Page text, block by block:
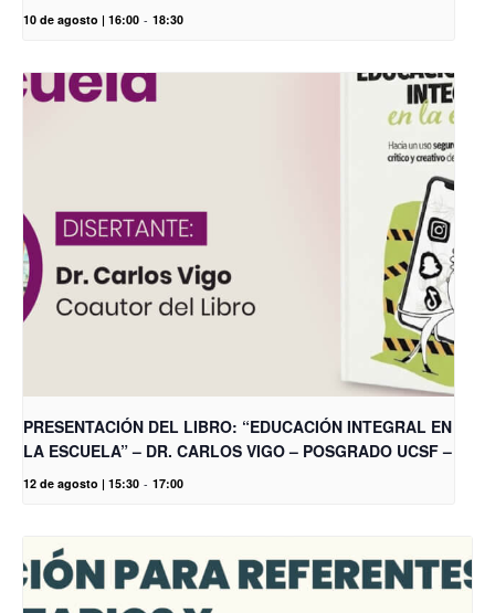
10 de agosto | 16:00 - 18:30
PRESENTACIÓN DEL LIBRO: “EDUCACIÓN INTEGRAL EN
LA ESCUELA” – DR. CARLOS VIGO – POSGRADO UCSF –
12 de agosto | 15:30 - 17:00